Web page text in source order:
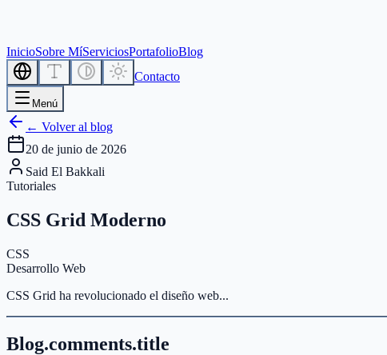
InicioSobre MíServiciosPortafolioBlog
Contacto
Menú
← Volver al blog
20 de junio de 2026
Said El Bakkali
Tutoriales
CSS Grid Moderno
CSS
Desarrollo Web
CSS Grid ha revolucionado el diseño web...
Blog.comments.title